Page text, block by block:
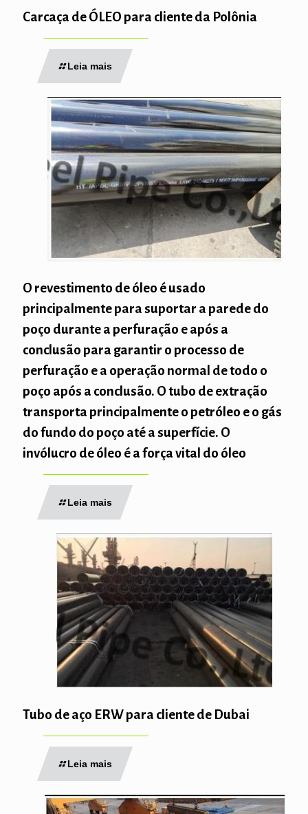
Carcaça de ÓLEO para cliente da Polônia
Leia mais
O revestimento de óleo é usado
principalmente para suportar a parede do
poço durante a perfuração e após a
conclusão para garantir o processo de
perfuração e a operação normal de todo o
poço após a conclusão. O tubo de extração
transporta principalmente o petróleo e o gás
do fundo do poço até a superfície. O
invólucro de óleo é a força vital do óleo
Leia mais
Tubo de aço ERW para cliente de Dubai
Leia mais